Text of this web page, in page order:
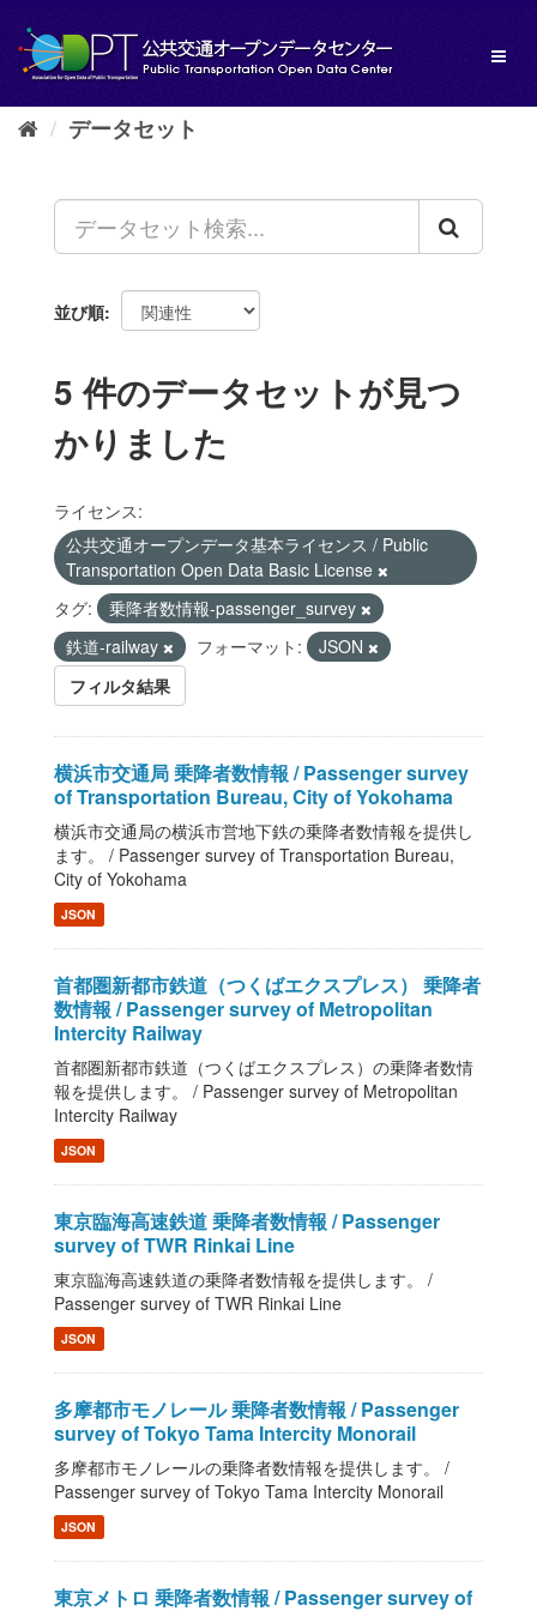
し
データセット
並び順
5 件のデータセットが見つ
かりました
ライセンス:
公共交通オープンデータ基本ライセンス / Public
Transportation Open Data Basic License
タグ:
乗降者数情報-passenger_survey
鉄道-railway
フォーマット:
JSON
フィルタ結果
横浜市交通局 乗降者数情報 / Passenger survey
of Transportation Bureau, City of Yokohama
横浜市交通局の横浜市営地下鉄の乗降者数情報を提供し
ます。 / Passenger survey of Transportation Bureau,
City of Yokohama
JSON
首都圏新都市鉄道（つくばエクスプレス） 乗降者
数情報 / Passenger survey of Metropolitan
Intercity Railway
首都圏新都市鉄道（つくばエクスプレス）の乗降者数情
報を提供します。 / Passenger survey of Metropolitan
Intercity Railway
JSON
東京臨海高速鉄道 乗降者数情報 / Passenger
survey of TWR Rinkai Line
東京臨海高速鉄道の乗降者数情報を提供します。 /
Passenger survey of TWR Rinkai Line
JSON
多摩都市モノレール 乗降者数情報 / Passenger
survey of Tokyo Tama Intercity Monorail
多摩都市モノレールの乗降者数情報を提供します。 /
Passenger survey of Tokyo Tama Intercity Monorail
JSON
東京メトロ 乗降者数情報 / Passenger survey of